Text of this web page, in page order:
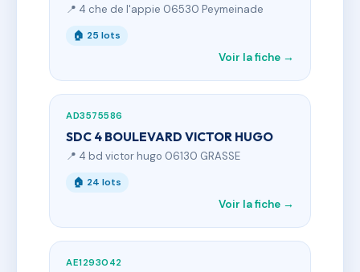
📍 4 che de l'appie 06530 Peymeinade
🏠 25 lots
Voir la fiche →
AD3575586
SDC 4 BOULEVARD VICTOR HUGO
📍 4 bd victor hugo 06130 GRASSE
🏠 24 lots
Voir la fiche →
AE1293042